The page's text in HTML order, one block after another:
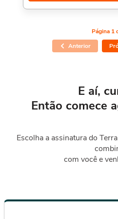
Página 1
Anterior
E aí,
Então comece
Escolha a assinatura do
com você e